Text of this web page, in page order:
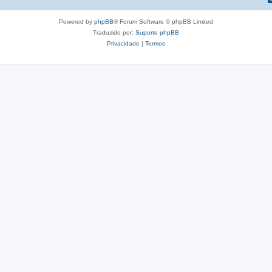
Powered by phpBB® Forum Software © phpBB Limited
Traduzido por: Suporte phpBB
Privacidade | Termos